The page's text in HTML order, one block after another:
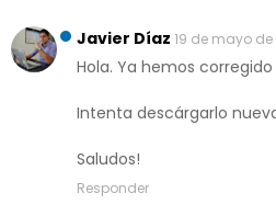
Javier Díaz 19 de mayo de
Hola. Ya hemos corregido
Intenta descárgarlo
Saludos!
Responder